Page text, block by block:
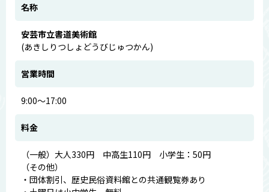
名称
安芸市立書道美術館
(あきしりつしょどうびじゅつかん)
営業時間
9:00～17:00
料金
（一般）大人330円 中高生110円 小学生：50円
（その他）
・団体割引、歴史民俗資料館との共通観覧券あり